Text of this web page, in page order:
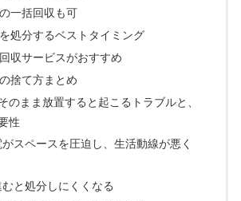
一括回収も可
処分するベストタイミング
収サービスがおすすめ
捨て方まとめ
のまま放置すると起こるトラブルと、
性
スペースを圧迫し、生活動線が悪く
と処分しにくくなる